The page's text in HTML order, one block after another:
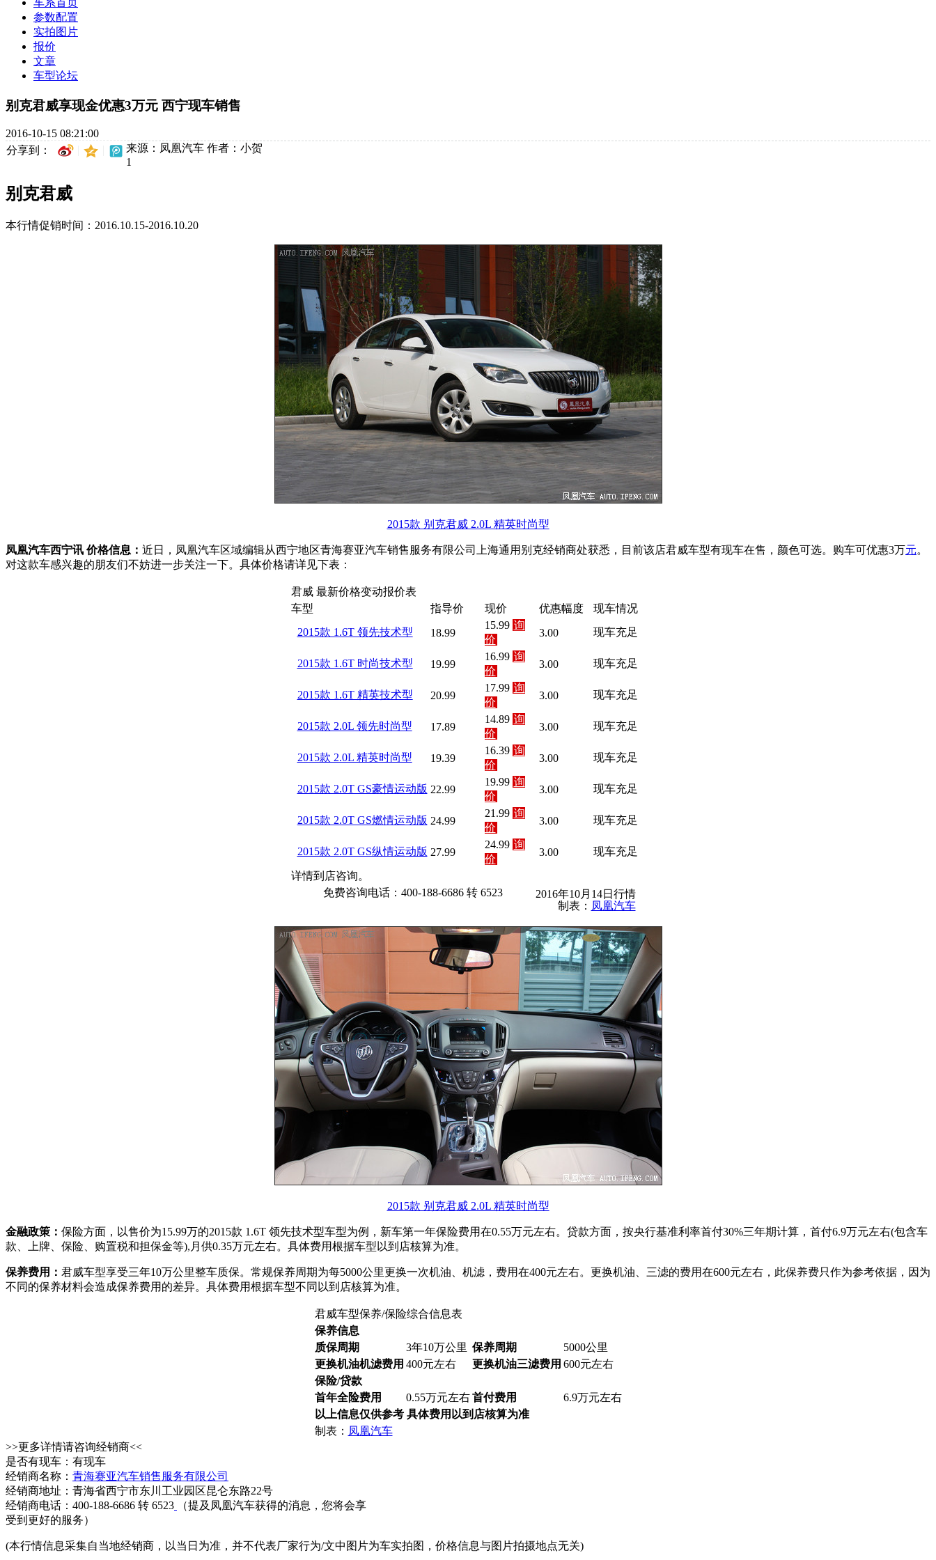
参数配置
实拍图片
报价
文章
车型论坛
别克君威享现金优惠3万元 西宁现车销售
2016-10-15 08:21:00
分享到：
来源：凤凰汽车 作者：小贺
1
别克君威
本行情促销时间：2016.10.15-2016.10.20
2015款 别克君威 2.0L 精英时尚型
凤凰汽车西宁讯 价格信息： 近日，凤凰汽车区域编辑从西宁地区青海赛亚汽车销售服务有限公司上海通用别克经销商处获悉，目前该店君威车型有现车在售，颜色可选。购车可优惠3万元。
对这款车感兴趣的朋友们不妨进一步关注一下。具体价格请详见下表：
君威 最新价格变动报价表
车型 指导价 现价 优惠幅度
现车情况
2015款 1.6T 领先技术型
18.99
15.99 询
价
3.00 现车充足
2015款 1.6T 时尚技术型 19.99
16.99 询
价
3.00 现车充足
2015款 1.6T 精英技术型 20.99
17.99 询
价
3.00 现车充足
2015款 2.0L 领先时尚型 17.89
14.89 询
价
3.00 现车充足
2015款 2.0L 精英时尚型 19.39
16.39 询
价
3.00 现车充足
2015款 2.0T GS豪情运动版 22.99
19.99 询
价
3.00 现车充足
2015款 2.0T GS燃情运动版 24.99
21.99 询
价
3.00 现车充足
2015款 2.0T GS纵情运动版 27.99
24.99 询
价
3.00 现车充足
详情到店咨询。
免费咨询电话：400-188-6686 转 6523
2016年10月14日行情
制表： 凤凰汽车
2015款 别克君威 2.0L 精英时尚型
金融政策： 保险方面，以售价为15.99万的2015款 1.6T 领先技术型车型为例，新车第一年保险费用在0.55万元左右。贷款方面，按央行基准利率首付30%三年期计算，首付6.9万元左右(包含车
款、上牌、保险、购置税和担保金等),月供0.35万元左右。具体费用根据车型以到店核算为准。
保养费用： 君威车型享受三年10万公里整车质保。常规保养周期为每5000公里更换一次机油、机滤，费用在400元左右。更换机油、三滤的费用在600元左右，此保养费只作为参考依据，因为
不同的保养材料会造成保养费用的差异。具体费用根据车型不同以到店核算为准。
君威车型保养/保险综合信息表
保养信息
质保周期
3年10万公里 保养周期
5000公里
更换机油机滤费用 400元左右 更换机油三滤费用 600元左右
保险/贷款
首年全险费用
0.55万元左右 首付费用
6.9万元左右
以上信息仅供参考 具体费用以到店核算为准
制表： 凤凰汽车
>>更多详情请咨询经销商<<
是否有现车：有现车
经销商名称： 青海赛亚汽车销售服务有限公司
经销商地址：青海省西宁市东川工业园区昆仑东路22号
经销商电话：400-188-6686 转 6523
（提及凤凰汽车获得的消息，您将会享
受到更好的服务）
(本行情信息采集自当地经销商，以当日为准，并不代表厂家行为/文中图片为车实拍图，价格信息与图片拍摄地点无关)